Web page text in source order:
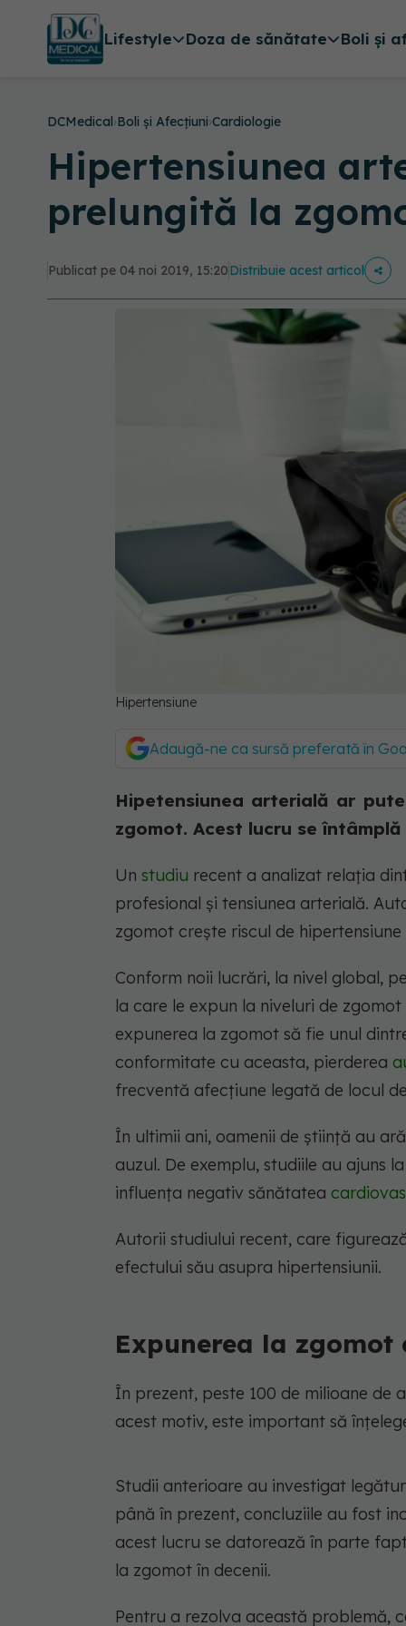
Lifestyle Doza de sănătate Boli și
DCMedical›Boli și Afecțiuni›Cardiologie
Hipertensiunea
prelungită la
Publicat pe 04 noi 2019, 15:20Distribuie acest articol
Hipertensiune
Adaugă-ne ca sursă preferată în
Hipetensiunea arterială ar
zgomot. Acest lucru se
Un studiu recent a analizat relația
profesional și tensiunea arterială.
zgomot crește riscul de
Conform noii lucrări, la nivel global,
la care le expun la niveluri de
expunerea la zgomot să fie unul
conformitate cu aceasta, pierderea
frecventă afecțiune legată de locul
În ultimii ani, oamenii de știință au
auzul. De exemplu, studiile au ajuns
influența negativ sănătatea
Autorii studiului recent, care
efectului său asupra hipertensiunii.
Expunerea la
În prezent, peste 100 de milioane de
acest motiv, este important să
Studii anterioare au investigat
până în prezent, concluziile au fost
acest lucru se datorează în parte
la zgomot în decenii.
Pentru a rezolva această problemă,